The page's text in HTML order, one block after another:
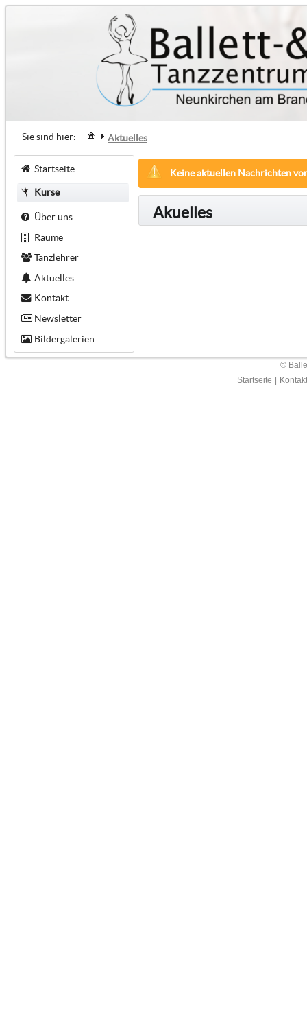
Sie sind hier: Aktuelles
Startseite
Kurse
Über uns
Räume
Tanzlehrer
Aktuelles
Kontakt
Newsletter
Bildergalerien
Keine aktuellen Nachrichten
Akuelles
©
Startseite
Kontakt